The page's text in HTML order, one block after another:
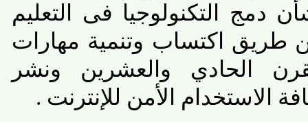
دمج التكنولوجيا فى التعليم
اكتساب وتنمية مهارات
الحادي والعشرين ونشر
الاستخدام الأمن للإنترنت .